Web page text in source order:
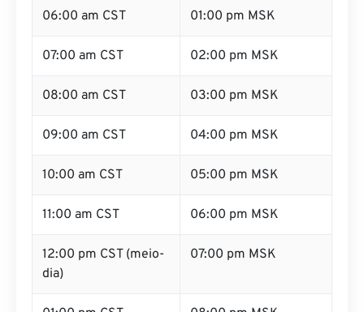
06:00 am CST 01:00 pm MSK
07:00 am CST 02:00 pm MSK
08:00 am CST 03:00 pm MSK
09:00 am CST 04:00 pm MSK
10:00 am CST 05:00 pm MSK
11:00 am CST 06:00 pm MSK
12:00 pm CST (meio-
dia)
07:00 pm MSK